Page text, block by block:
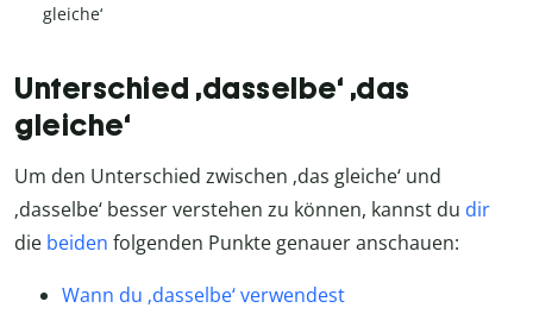
gleiche‘
Unterschied ‚dasselbe‘ ‚das
gleiche‘
Um den Unterschied zwischen ‚das gleiche‘ und
‚dasselbe‘ besser verstehen zu können, kannst du dir
die beiden folgenden Punkte genauer anschauen:
Wann du ‚dasselbe‘ verwendest